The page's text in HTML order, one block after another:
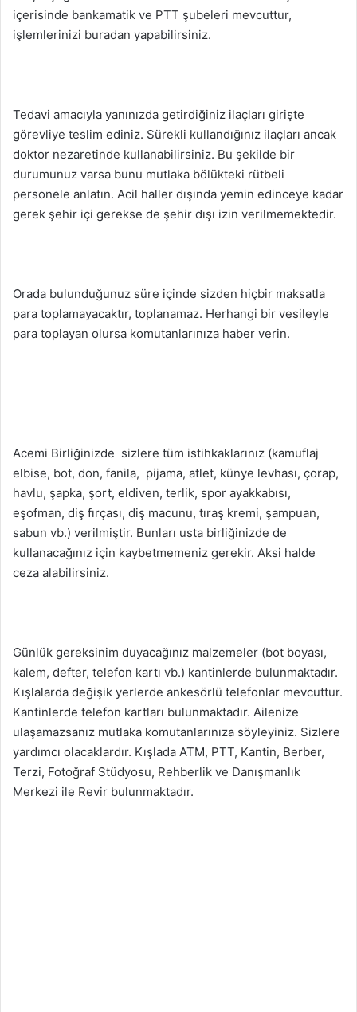
içerisinde bankamatik ve PTT şubeleri mevcuttur,
işlemlerinizi buradan yapabilirsiniz.
Tedavi amacıyla yanınızda getirdiğiniz ilaçları girişte
görevliye teslim ediniz. Sürekli kullandığınız ilaçları ancak
doktor nezaretinde kullanabilirsiniz. Bu şekilde bir
durumunuz varsa bunu mutlaka bölükteki rütbeli
personele anlatın. Acil haller dışında yemin edinceye kadar
gerek şehir içi gerekse de şehir dışı izin verilmemektedir.
Orada bulunduğunuz süre içinde sizden hiçbir maksatla
para toplamayacaktır, toplanamaz. Herhangi bir vesileyle
para toplayan olursa komutanlarınıza haber verin.
Acemi Birliğinizde sizlere tüm istihkaklarınız (kamuflaj
elbise, bot, don, fanila, pijama, atlet, künye levhası, çorap,
havlu, şapka, şort, eldiven, terlik, spor ayakkabısı,
eşofman, diş fırçası, diş macunu, tıraş kremi, şampuan,
sabun vb.) verilmiştir. Bunları usta birliğinizde de
kullanacağınız için kaybetmemeniz gerekir. Aksi halde
ceza alabilirsiniz.
Günlük gereksinim duyacağınız malzemeler (bot boyası,
kalem, defter, telefon kartı vb.) kantinlerde bulunmaktadır.
Kışlalarda değişik yerlerde ankesörlü telefonlar mevcuttur.
Kantinlerde telefon kartları bulunmaktadır. Ailenize
ulaşamazsanız mutlaka komutanlarınıza söyleyiniz. Sizlere
yardımcı olacaklardır. Kışlada ATM, PTT, Kantin, Berber,
Terzi, Fotoğraf Stüdyosu, Rehberlik ve Danışmanlık
Merkezi ile Revir bulunmaktadır.